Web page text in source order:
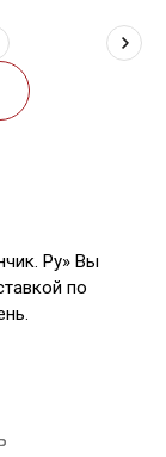
Ру» Вы
по